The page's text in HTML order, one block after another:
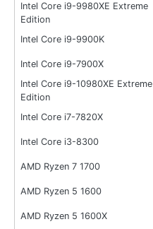
Intel Core i9-9980XE Extreme
Edition
Intel Core i9-9900K
Intel Core i9-7900X
Intel Core i9-10980XE Extreme
Edition
Intel Core i7-7820X
Intel Core i3-8300
AMD Ryzen 7 1700
AMD Ryzen 5 1600
AMD Ryzen 5 1600X